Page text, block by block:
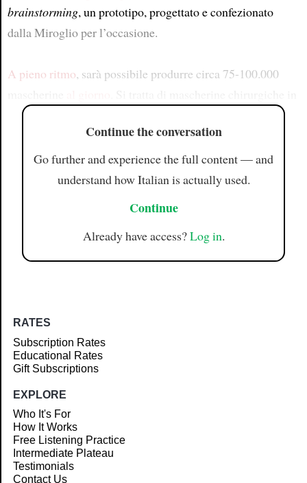
brainstorming, un prototipo, progettato e confezionato
dalla Miroglio per l’occasione.
A pieno ritmo, sarà possibile produrre circa 75-100.000
Continue the conversation
Go further and experience the full content — and
understand how Italian is actually used.
Continue
Already have access?Log in.
RATES
Subscription Rates
Educational Rates
Gift Subscriptions
EXPLORE
Who It's For
How It Works
Free Listening Practice
Intermediate Plateau
Testimonials
Contact Us